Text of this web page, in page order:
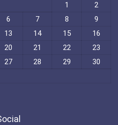
1
2
6 7 8
9
13 14 15
16
20 21 22
23
27 28 29
30